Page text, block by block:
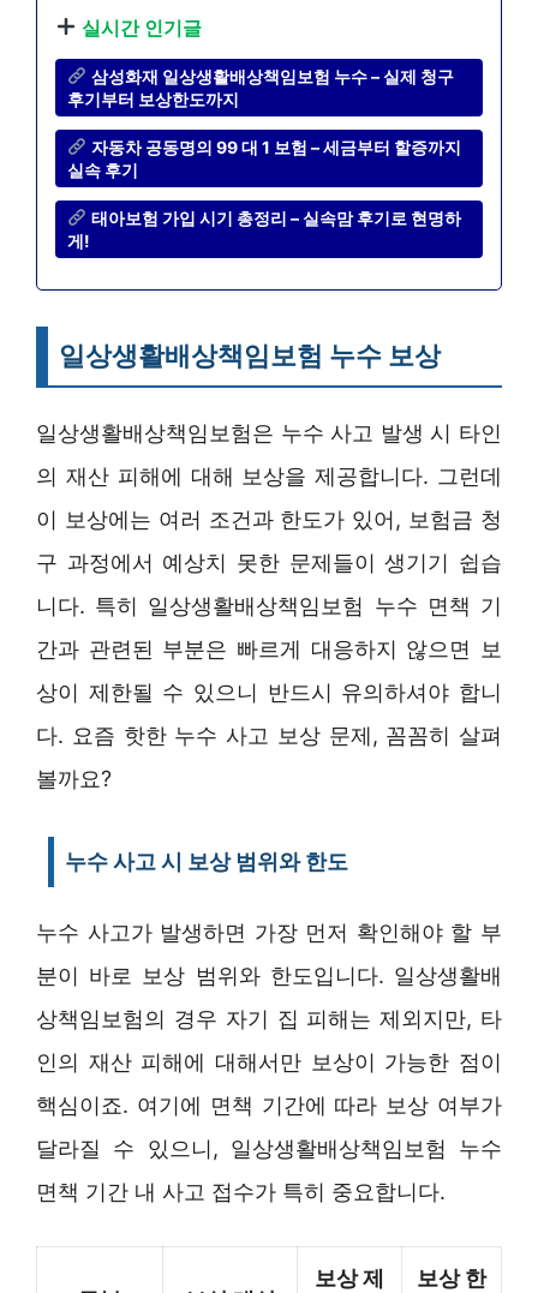
실시간 인기글
삼성화재 일상생활배상책임보험 누수 – 실제 청구
후기부터 보상한도까지
자동차 공동명의 99 대 1 보험 – 세금부터 할증까지
실속 후기
태아보험 가입 시기 총정리 – 실속맘 후기로 현명하
게!
일상생활배상책임보험 누수 보상
일상생활배상책임보험은 누수 사고 발생 시 타인
의 재산 피해에 대해 보상을 제공합니다. 그런데
이 보상에는 여러 조건과 한도가 있어, 보험금 청
구 과정에서 예상치 못한 문제들이 생기기 쉽습
니다. 특히 일상생활배상책임보험 누수 면책 기
간과 관련된 부분은 빠르게 대응하지 않으면 보
상이 제한될 수 있으니 반드시 유의하셔야 합니
다. 요즘 핫한 누수 사고 보상 문제, 꼼꼼히 살펴
볼까요?
누수 사고 시 보상 범위와 한도
누수 사고가 발생하면 가장 먼저 확인해야 할 부
분이 바로 보상 범위와 한도입니다. 일상생활배
상책임보험의 경우 자기 집 피해는 제외지만, 타
인의 재산 피해에 대해서만 보상이 가능한 점이
핵심이죠. 여기에 면책 기간에 따라 보상 여부가
달라질 수 있으니, 일상생활배상책임보험 누수
면책 기간 내 사고 접수가 특히 중요합니다.
보상 제 보상 한